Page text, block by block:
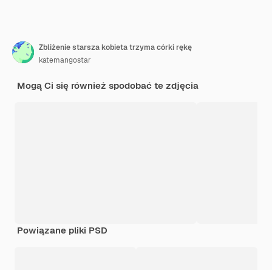
Zbliżenie starsza kobieta trzyma córki rękę
katemangostar
Mogą Ci się również spodobać te zdjęcia
Powiązane pliki PSD